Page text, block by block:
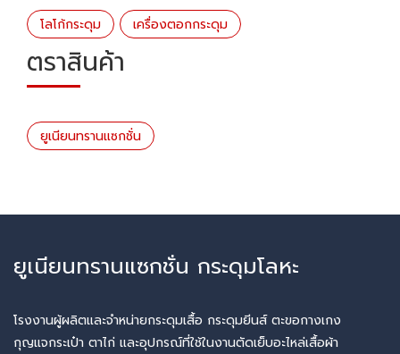
โลโก้กระดุม เครื่องตอกกระดุม
ตราสินค้า
ยูเนียนทรานแซกชั่น
ยูเนียนทรานแซกชั่น กระดุมโลหะ
โรงงานผู้ผลิตและจำหน่ายกระดุมเสื้อ กระดุมยีนส์ ตะขอกางเกง
กุญแจกระเป๋า ตาไก่ และอุปกรณ์ที่ใช้ในงานตัดเย็บอะไหล่เสื้อผ้า